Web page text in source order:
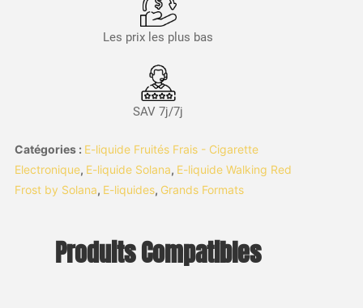
Les prix les plus bas
SAV 7j/7j
Catégories : E-liquide Fruités Frais - Cigarette
Electronique, E-liquide Solana, E-liquide Walking Red
Frost by Solana, E-liquides, Grands Formats
Produits Compatibles